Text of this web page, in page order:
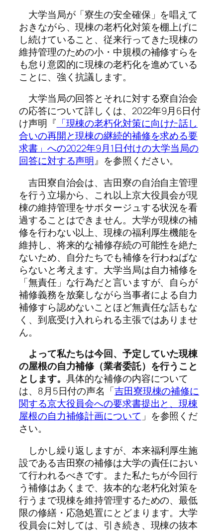
大学当局が「寮生の安全確保」を唱えて
おきながら、現棟の老朽化対策を棚上げに
し続けていること、従来行ってきた現棟の
維持管理のための小・中規模の補修すらを
も怠り意図的に現棟の老朽化を進めている
ことに、強く抗議します。
大学当局の回答とそれに対する寮自治会
の応答について詳しくは、2022年9月6日付
け声明『 「現棟の老朽化対策に向けた話し
合いの再開と現棟の継続的補修を求める要
求書」への2022年9月1日付けの大学当局の
回答に対する声明』を参照ください。
吉田寮自治会は、吉田寮の自治自主管理
を行う立場から、これ以上京大役員会が現
棟の維持管理をサボタージュする状況を看
過することはできません。大学が現棟の補
修を行わない以上、現棟の福利厚生機能を
維持し、将来的な補修存続の可能性を絶た
ないため、自分たちでも補修を行わねばな
らないと考えます。大学当局は自力補修を
「無責任」な行為だと言いますが、自らが
補修義務を放棄しながら当事者による自力
補修すら認めないことほど無責任な話もな
く、到底受け入れられる主張ではありませ
ん。
よって私たちは今回、予定していた現棟
の屋根の自力補修（業者委託）を行うこと
とします。 具体的な補修の内容について
は、8月5日付の声名「吉田寮現棟の補修に
関する京大役員会への要求書提出と、現棟
屋根の自力補修計画について 」を参照くだ
さい。
しかし繰り返しますが、本来福利厚生施
設である吉田寮の補修は大学の責任におい
て行われるべきです。また私たちが今回行
う補修はあくまで、抜本的な老朽化対策を
行うまで現棟を維持管理するための、最低
限の修繕・応急処置にとどまります。大学
役員会に対しては、引き続き、現棟の抜本